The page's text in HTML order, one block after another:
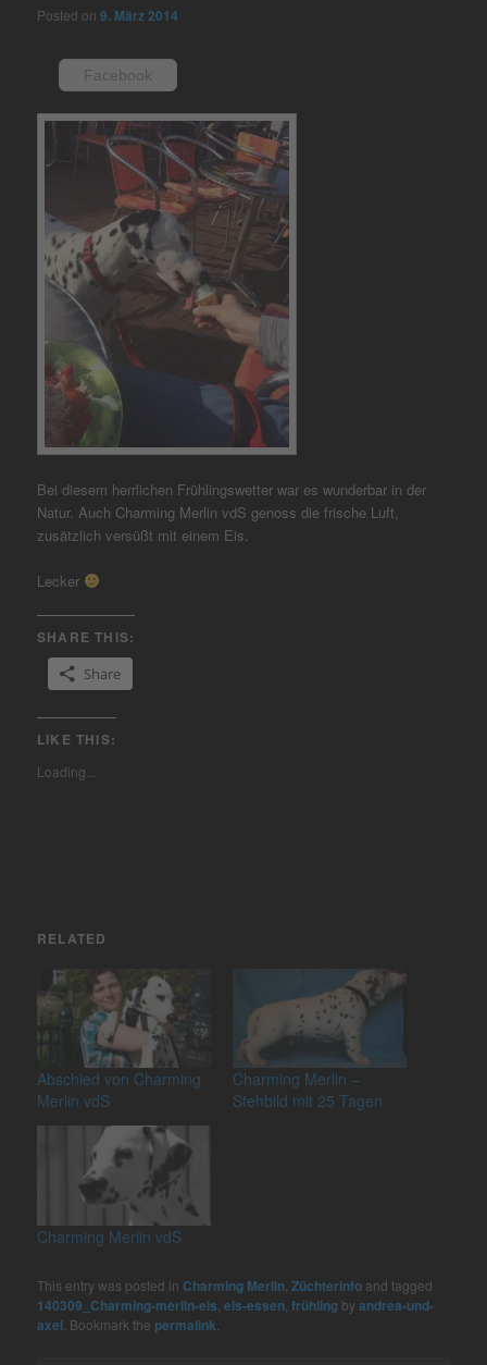
Posted on9. März 2014
Facebook
Bei diesem herrlichen Frühlingswetter war es wunderbar in der
Natur. Auch Charming Merlin vdS genoss die frische Luft,
zusätzlich versüßt mit einem Eis.
Lecker
SHARE THIS:
Share
LIKE THIS:
Loading...
RELATED
Abschied von Charming
Merlin vdS
Charming Merlin –
Stehbild mit 25 Tagen
Charming Merlin vdS
This entry was posted inCharming Merlin ,Züchterinfo and tagged
140309_Charming-merlin-eis ,eis-essen ,frühling byandrea-und-
axel . Bookmark the permalink